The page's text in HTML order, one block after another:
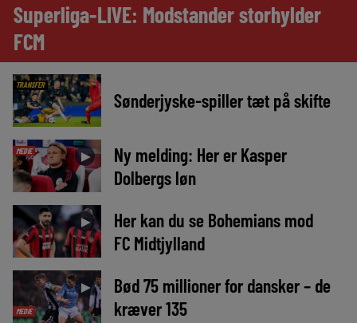
Superliga-LIVE: Modstander storhylder
FCM
TRANSFER
Sønderjyske-spiller tæt på skifte
MEDIE ►
Ny melding: Her er Kasper
Dolbergs løn
►
Her kan du se Bohemians mod
FC Midtjylland
MEDIE
►
Bød 75 millioner for dansker – de
kræver 135